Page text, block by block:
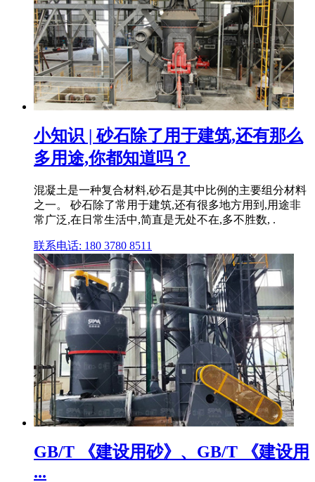
小知识 | 砂石除了用于建筑,还有那么
多用途,你都知道吗？
混凝土是一种复合材料,砂石是其中比例的主要组分材料
之一。 砂石除了常用于建筑,还有很多地方用到,用途非
常广泛,在日常生活中,简直是无处不在,多不胜数, .
联系电话: 180 3780 8511
GB/T 《建设用砂》、GB/T 《建设用
...